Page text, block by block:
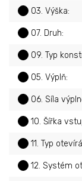
03. Výška:
07. Druh:
09. Typ
05. Výplň:
06. Síla
10. Šířka
11. Typ
12. Systém